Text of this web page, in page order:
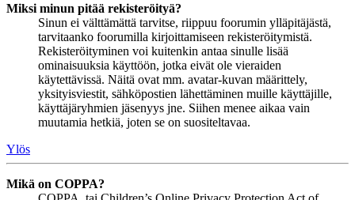
Miksi minun pitää rekisteröityä?
Sinun ei välttämättä tarvitse, riippuu foorumin ylläpitäjästä,
tarvitaanko foorumilla kirjoittamiseen rekisteröitymistä.
Rekisteröityminen voi kuitenkin antaa sinulle lisää
ominaisuuksia käyttöön, jotka eivät ole vieraiden
käytettävissä. Näitä ovat mm. avatar-kuvan määrittely,
yksityisviestit, sähköpostien lähettäminen muille käyttäjille,
käyttäjäryhmien jäsenyys jne. Siihen menee aikaa vain
muutamia hetkiä, joten se on suositeltavaa.
Ylös
Mikä on COPPA?